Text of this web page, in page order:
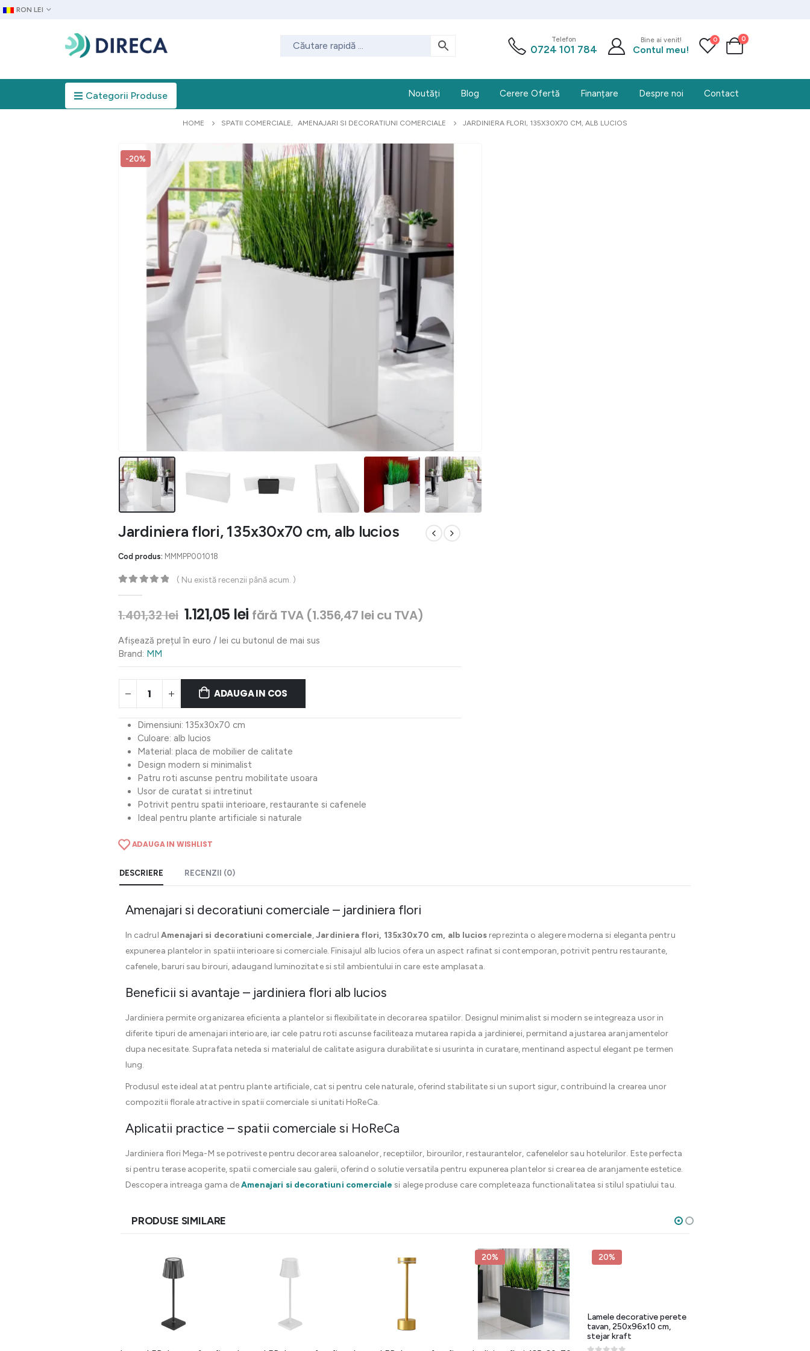
RON LEI
Telefon
0724 101 784
Bine ai venit!
Contul meu!
0 0
Categorii Produse Noutăți Blog Cerere Ofertă Finanțare Despre noi Contact
HOME SPATII COMERCIALE, AMENAJARI SI DECORATIUNI COMERCIALE JARDINIERA FLORI, 135X30X70 CM, ALB LUCIOS
-20%
Jardiniera flori, 135x30x70 cm, alb lucios
Cod produs: MMMPP001018
( Nu există recenzii până acum. )
1.401,32lei Prețul
a
1.401,32 lei.
1.121,05 leiPrețul
este:
fără TVA (1.356,47 lei cu TVA)
Afișează prețul în euro / lei cu butonul de mai sus
Brand: MM
ADAUGA IN COS
Dimensiuni: 135x30x70 cm
Culoare: alb lucios
Material: placa de mobilier de calitate
Design modern si minimalist
Patru roti ascunse pentru mobilitate usoara
Usor de curatat si intretinut
Potrivit pentru spatii interioare, restaurante si cafenele
Ideal pentru plante artificiale si naturale
ADAUGA IN WISHLIST
DESCRIERE RECENZII (0)
Amenajari si decoratiuni comerciale – jardiniera flori
In cadrul Amenajari si decoratiuni comerciale,Jardiniera flori, 135x30x70 cm, alb lucios reprezinta o alegere moderna si eleganta pentru
expunerea plantelor in spatii interioare si comerciale. Finisajul alb lucios ofera un aspect rafinat si contemporan, potrivit pentru restaurante,
cafenele, baruri sau birouri, adaugand luminozitate si stil ambientului in care este amplasata.
Beneficii si avantaje – jardiniera flori alb lucios
Jardiniera permite organizarea eficienta a plantelor si flexibilitate in decorarea spatiilor. Designul minimalist si modern se integreaza usor in
diferite tipuri de amenajari interioare, iar cele patru roti ascunse faciliteaza mutarea rapida a jardinierei, permitand ajustarea aranjamentelor
dupa necesitate. Suprafata neteda si materialul de calitate asigura durabilitate si usurinta in curatare, mentinand aspectul elegant pe termen
lung.
Produsul este ideal atat pentru plante artificiale, cat si pentru cele naturale, oferind stabilitate si un suport sigur, contribuind la crearea unor
compozitii florale atractive in spatii comerciale si unitati HoReCa.
Aplicatii practice – spatii comerciale si HoReCa
Jardiniera flori Mega-M se potriveste pentru decorarea saloanelor, receptiilor, birourilor, restaurantelor, cafenelelor sau hotelurilor. Este perfecta
si pentru terase acoperite, spatii comerciale sau galerii, oferind o solutie versatila pentru expunerea plantelor si crearea de aranjamente estetice.
Descopera intreaga gama deAmenajari si decoratiuni comerciale si alege produse care completeaza functionalitatea si stilul spatiului tau.
PRODUSE SIMILARE
20% 20%
Lamele decorative perete
tavan, 250x96x10 cm,
stejar kraft